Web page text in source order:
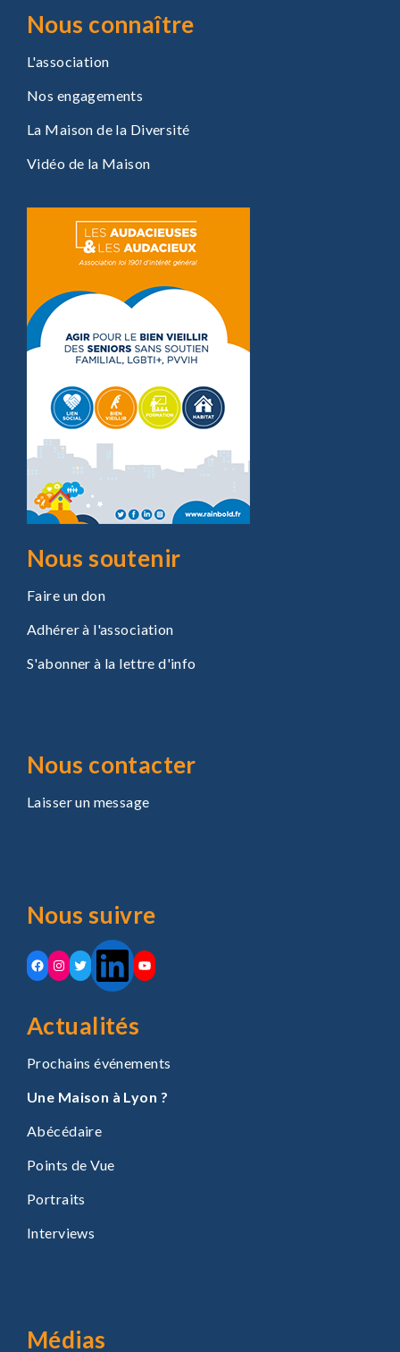
Nous connaître
L'association
Nos engagements
La Maison de la Diversité
Vidéo de la Maison
Nous soutenir
Faire un don
Adhérer à l'association
S'abonner à la lettre d'info
Nous contacter
Laisser un message
Nous suivre
Facebook
Instagram
Twitter LinkedIn
YouTube
Actualités
Prochains événements
Une Maison à Lyon ?
Abécédaire
Points de Vue
Portraits
Interviews
Médias